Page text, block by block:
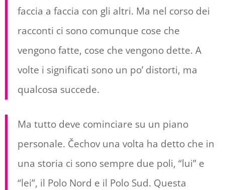
faccia a faccia con gli altri. Ma nel corso dei
racconti ci sono comunque cose che
vengono fatte, cose che vengono dette. A
volte i significati sono un po’ distorti, ma
qualcosa succede.
Ma tutto deve cominciare su un piano
personale. Čechov una volta ha detto che in
una storia ci sono sempre due poli, “lui” e
“lei”, il Polo Nord e il Polo Sud. Questa